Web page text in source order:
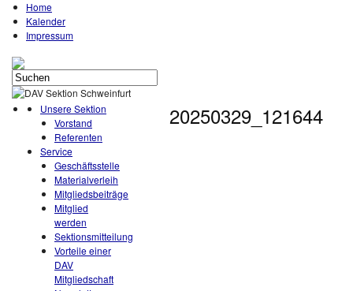
Home
Kalender
Impressum
Unsere Sektion
Vorstand
Referenten
Service
Geschäftsstelle
Materialverleih
Mitgliedsbeiträge
Mitglied
werden
Sektionsmitteilung
Vorteile einer
DAV
Mitgliedschaft
20250329_121644